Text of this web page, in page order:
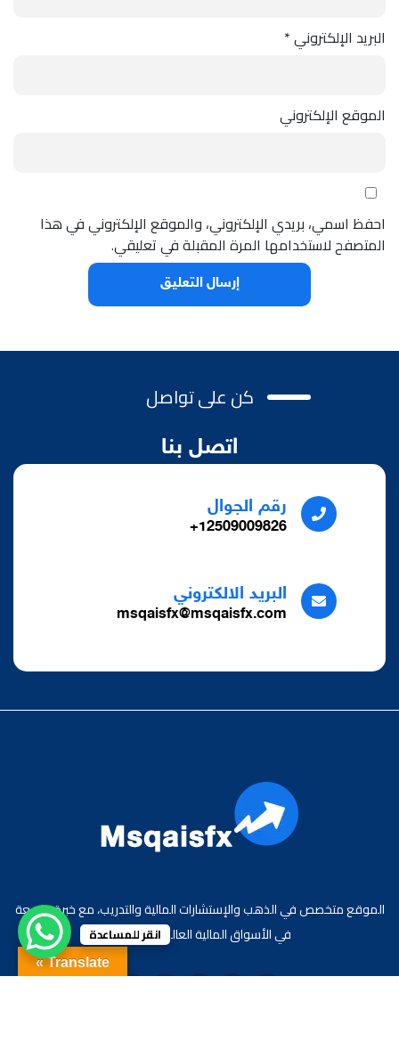
البريد الإلكتروني*
الموقع الإلكتروني
احفظ اسمي، بريدي الإلكتروني، والموقع الإلكتروني في هذا
المتصفح لاستخدامها المرة المقبلة في تعليقي.
كن على تواصل
اتصل بنا
رقم الجوال
12509009826+
البريد الالكتروني
msqaisfx@msqaisfx.com
الموقع متخصص في الذهب والإستشارات المالية والتدريب، مع خبرة واسعة
في الأسواق المالية العالمية والعربية.
Translate »
انقر للمساعدة